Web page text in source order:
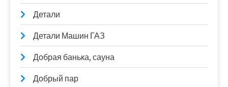
Детали
Детали Машин ГАЗ
Добрая банька, сауна
Добрый пар